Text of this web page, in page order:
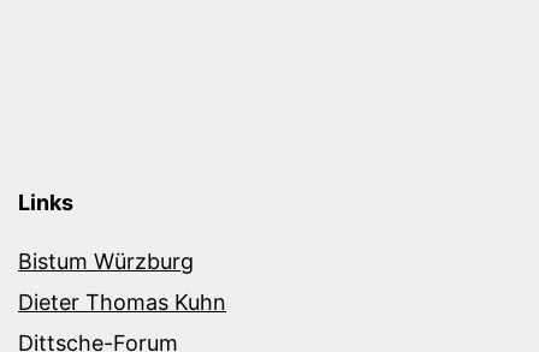
Links
Bistum Würzburg
Dieter Thomas Kuhn
Dittsche-Forum